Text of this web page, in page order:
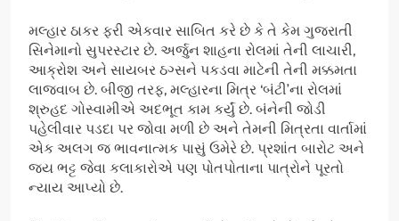
મલ્હાર ઠાકર ફરી એકવાર સાબિત કરે છે કે તે કેમ ગુજરાતી
સિનેમાનો સુપરસ્ટાર છે. અર્જુન શાહના રોલમાં તેની લાચારી,
આક્રોશ અને સાયબર ઠગ્સને પકડવા માટેની તેની મક્કમતા
લાજવાબ છે. બીજી તરફ, મલ્હારના મિત્ર ‘બંટી’ના રોલમાં
શ્રુહદ ગોસ્વામીએ અદભૂત કામ કર્યું છે. બંનેની જોડી
પહેલીવાર પડદા પર જોવા મળી છે અને તેમની મિત્રતા વાર્તામાં
એક અલગ જ ભાવનાત્મક પાસું ઉમેરે છે. પ્રશાંત બારોટ અને
જય ભટ્ટ જેવા કલાકારોએ પણ પોતપોતાના પાત્રોને પૂરતો
ન્યાય આપ્યો છે.